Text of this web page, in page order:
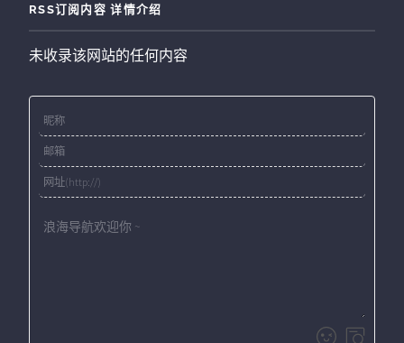
RSS订阅内容 详情介绍
未收录该网站的任何内容